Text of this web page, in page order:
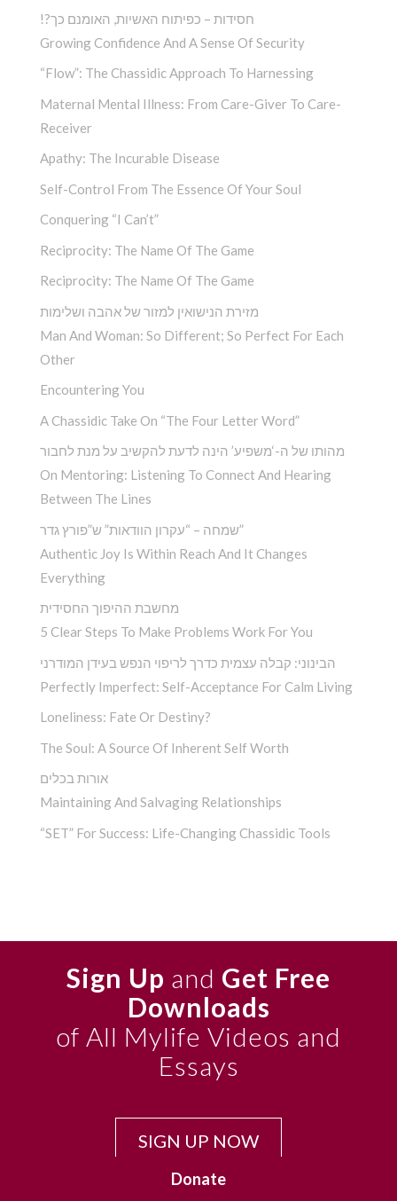
!?חסידות – כפיתוח האשיות, האומנם כך
Growing Confidence And A Sense Of Security
“Flow”: The Chassidic Approach To Harnessing
Maternal Mental Illness: From Care-Giver To Care-
Receiver
Apathy: The Incurable Disease
Self-Control From The Essence Of Your Soul
Conquering “I Can’t”
Reciprocity: The Name Of The Game
Reciprocity: The Name Of The Game
מזירת הנישואין למזור של אהבה ושלימות
Man And Woman: So Different; So Perfect For Each
Other
Encountering You­
A Chassidic Take On “The Four Letter Word” ­
מהותו של ה-‘משפיע’ הינה לדעת להקשיב על מנת לחבור
On Mentoring: Listening To Connect And Hearing
Between The Lines
שמחה – “עקרון הוודאות” ש”פורץ גדר”
Authentic Joy Is Within Reach And It Changes
Everything
מחשבת ההיפוך החסידית
5 Clear Steps To Make Problems Work For You
הבינוני: קבלה עצמית כדרך לריפוי הנפש בעידן המודרני
Perfectly Imperfect: Self-Acceptance For Calm Living
Loneliness: Fate Or Destiny?
The Soul: A Source Of Inherent Self Worth
אורות בכלים
Maintaining And Salvaging Relationships
“SET” For Success: Life-Changing Chassidic Tools
Sign Up and Get Free
Downloads
of All Mylife Videos and
Essays
SIGN UP NOW
Donate